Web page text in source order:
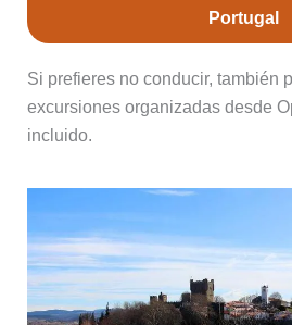
Portugal
Si prefieres no conducir, también
excursiones organizadas desde
incluido.